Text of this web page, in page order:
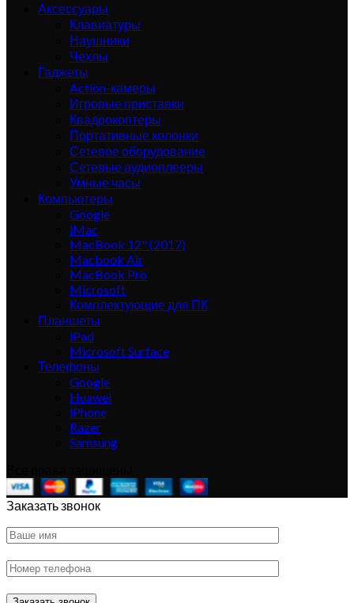
Аксессуары
Клавиатуры
Наушники
Чехлы
Гаджеты
Action-камеры
Игровые приставки
Квадрокоптеры
Портативные колонки
Сетевое оборудование
Сетевые аудиоплееры
Умные часы
Компьютеры
Google
iMac
MacBook 12" (2017)
Macbook Air
MacBook Pro
Microsoft
Комплектующие для ПК
Планшеты
iPad
Microsoft Surface
Телефоны
Google
Huawei
iPhone
Razer
Samsung
Заказать звонок